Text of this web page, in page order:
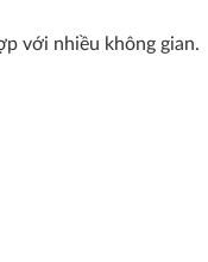
với nhiều không gian.